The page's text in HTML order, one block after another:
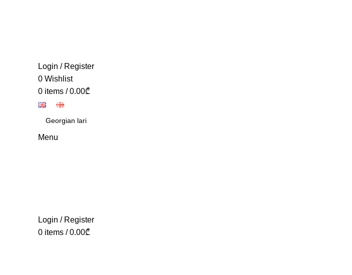
Login / Register
0 Wishlist
0 items / 0.00₾
Menu
Login / Register
0 items / 0.00₾